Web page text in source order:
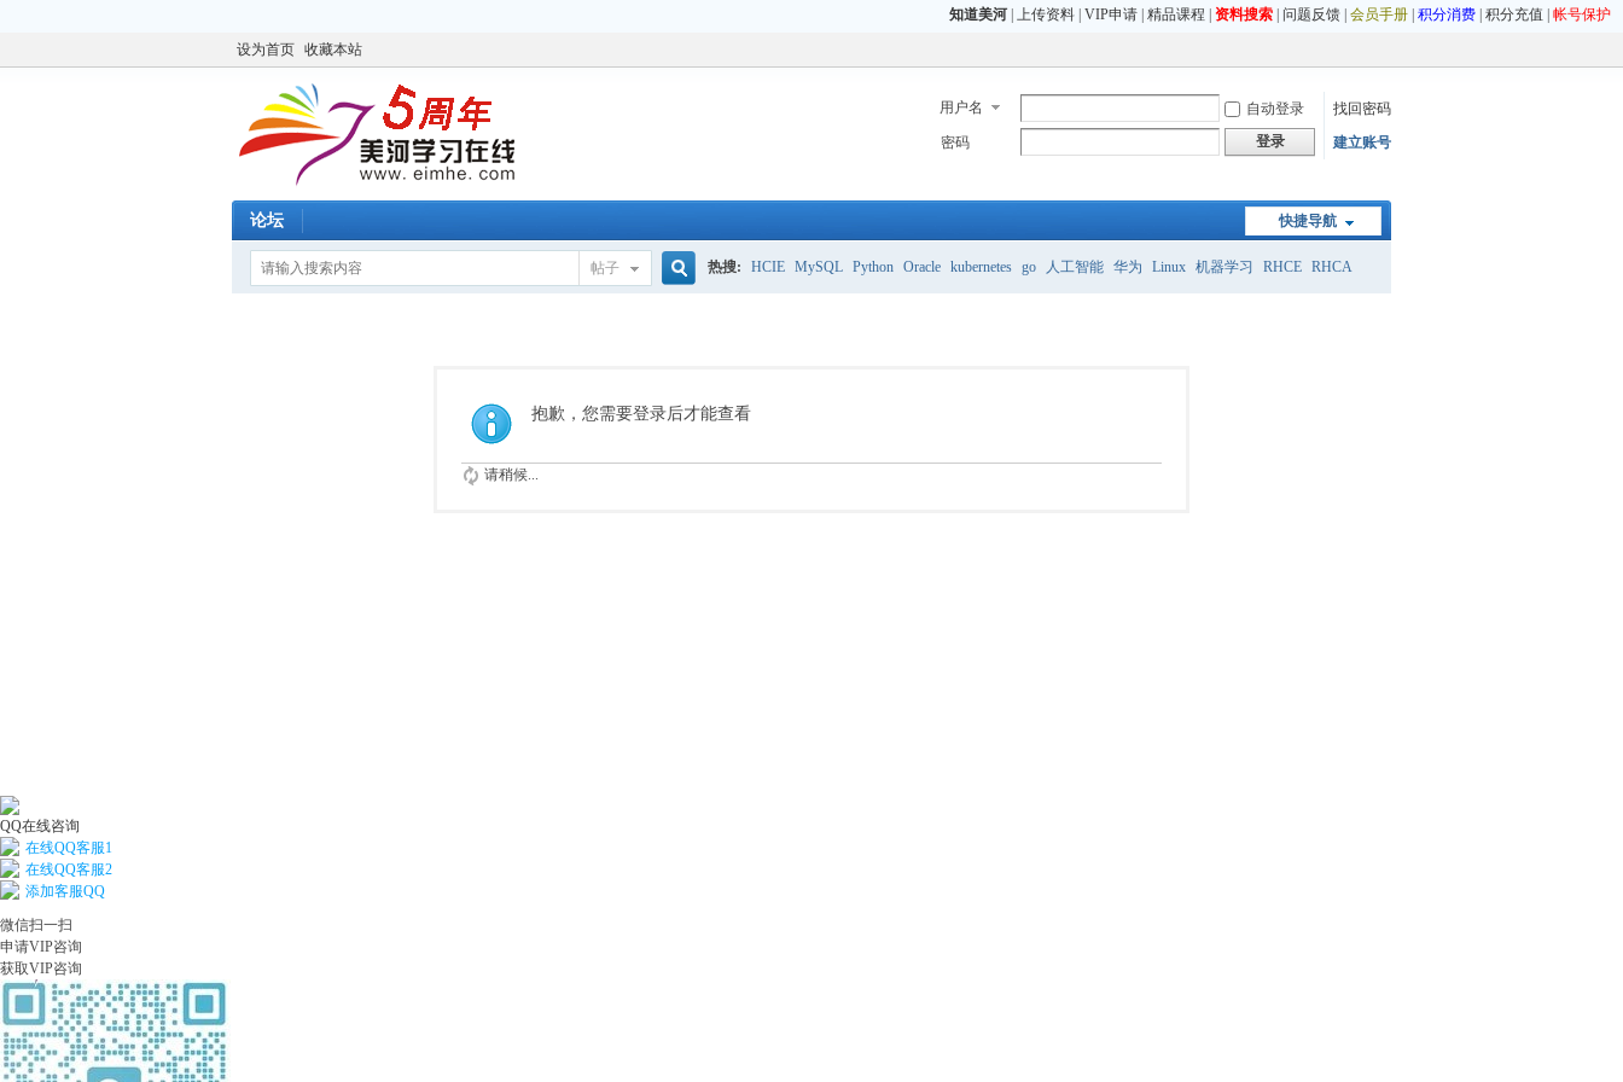
知道美河| 上传资料 VIP申请 精品课程 资料搜索 问题反馈 会员手册 积分消费 积分充值 帐号保护
设为首页 收藏本站
用户名 自动登录
找回密码
密码
登录 建立账号
快捷导航
论坛
帖子
索
热搜: HCIE MySQL Python Oracle kubernetes go 人工智能 华为 Linux 机器学习 RHCE RHCA
抱歉，您需要登录后才能查看
请稍候...
QQ在线咨询
在线QQ客服1
在线QQ客服2
添加客服QQ
微信扫一扫
申请VIP咨询
获取VIP咨询